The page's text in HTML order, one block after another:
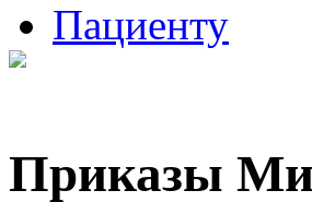
Пациенту
Приказы